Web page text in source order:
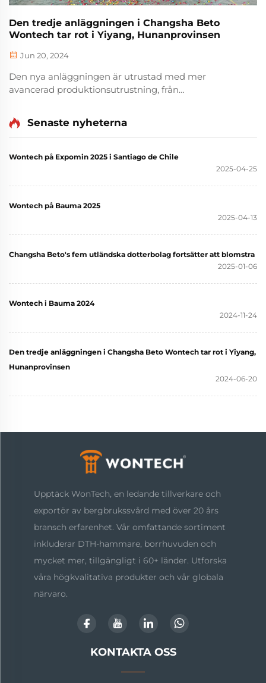
Den tredje anläggningen i Changsha Beto
Wontech tar rot i Yiyang, Hunanprovinsen
Jun 20, 2024
Den nya anläggningen är utrustad med mer
avancerad produktionsutrustning, från
högprecisionsprovningsinstrument, vilket förbättrar
produktions effektivitet, uppfyller den ökande
Senaste nyheterna
Wontech på Expomin 2025 i Santiago de Chile
2025-04-25
Wontech på Bauma 2025
2025-04-13
Changsha Beto's fem utländska dotterbolag fortsätter att blomstra
2025-01-06
Wontech i Bauma 2024
2024-11-24
Den tredje anläggningen i Changsha Beto Wontech tar rot i Yiyang,
Hunanprovinsen
2024-06-20
Upptäck WonTech, en ledande tillverkare och
exportör av bergbrukssvård med över 20 års
bransch erfarenhet. Vår omfattande sortiment
inkluderar DTH-hammare, borrhuvuden och
mycket mer, tillgängligt i 60+ länder. Utforska
våra högkvalitativa produkter och vår globala
närvaro.
KONTAKTA OSS